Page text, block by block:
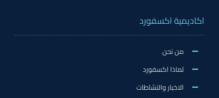
اكاديمية اكسفورد
من نحن
لماذا اكسفورد
الاخبار والنشاطات